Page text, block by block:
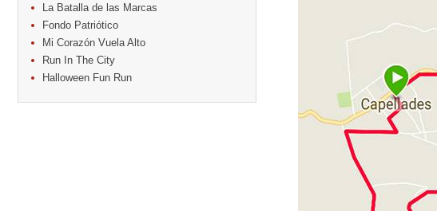
Noviembre
08. Lindora Run
15. Entre Pan y Rosas
Diciembre
12. Media Maratón Puntarenas 2026
La Batalla de las Marcas
Fondo Patriótico
Mi Corazón Vuela Alto
Run In The City
Halloween Fun Run